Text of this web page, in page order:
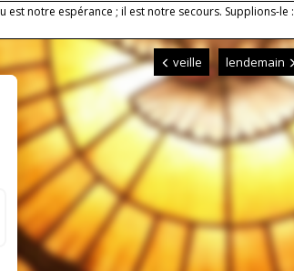
est notre espérance ; il est notre secours. Supplions-le :
veille lendemain